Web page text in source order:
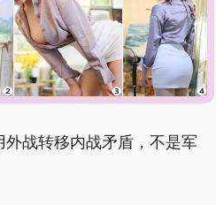
人家的选举。
。
战转移内战矛盾，不是军